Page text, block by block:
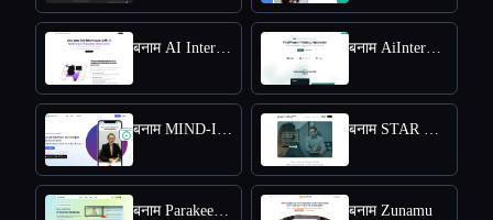
बनाम AI Interview Answers Generator बनाम AiInterview
बनाम MIND-Interview AI बनाम STAR Method Coach
बनाम Parakeet AI बनाम Zunamu